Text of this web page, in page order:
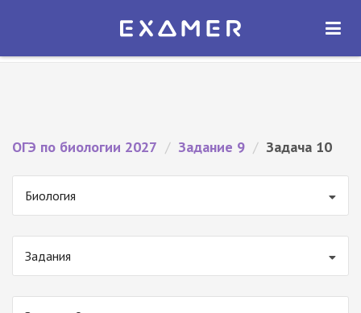
Экзамер — ЕГЭ 2027
ОТКРЫТЬ
ОГЭ по биологии 2027 / Задание 9 / Задача 10
Биология
Задания